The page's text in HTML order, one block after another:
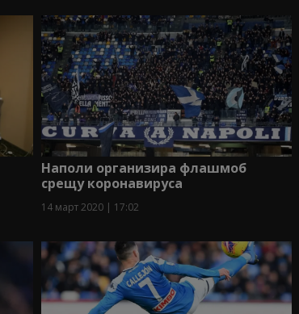
Наполи организира флашмоб
срещу коронавируса
14 март 2020 | 17:02